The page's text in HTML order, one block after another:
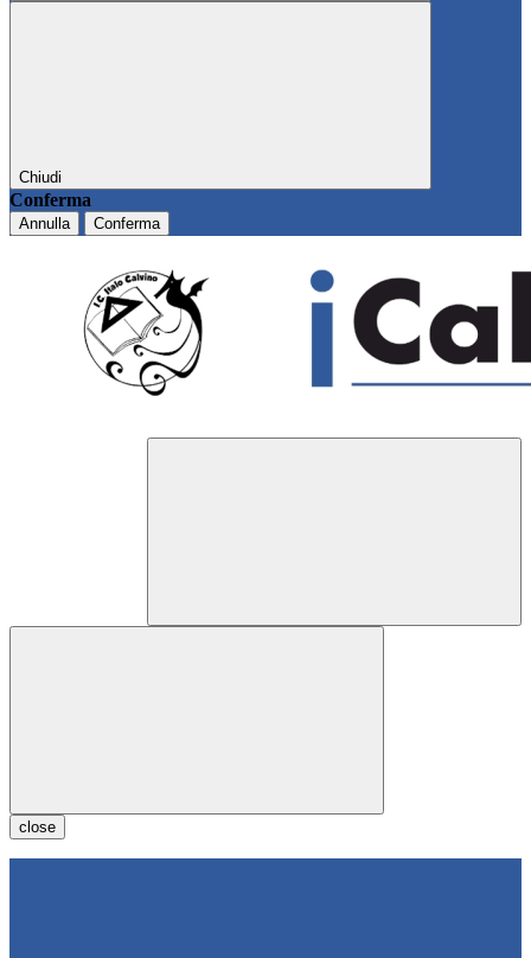
Chiudi
Conferma
Annulla Conferma
close